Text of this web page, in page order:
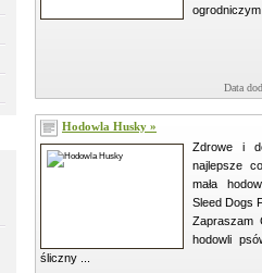
Data
Hodowla Husky »
Zdrowe i
najlepsze
mała
Sleed Dogs
Zapraszam
hodowli
śliczny ...